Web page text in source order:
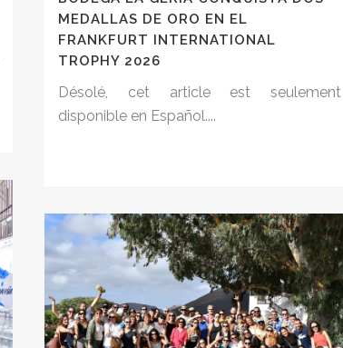
MEDALLAS DE ORO EN EL
FRANKFURT INTERNATIONAL
TROPHY 2026
Désolé, cet article est seulement
disponible en Español....